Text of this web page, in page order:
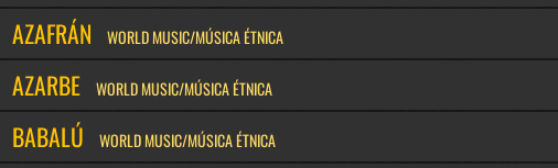
AZAFRÁN WORLD MUSIC/MÚSICA ÉTNICA
AZARBE WORLD MUSIC/MÚSICA ÉTNICA
BABALÚ WORLD MUSIC/MÚSICA ÉTNICA